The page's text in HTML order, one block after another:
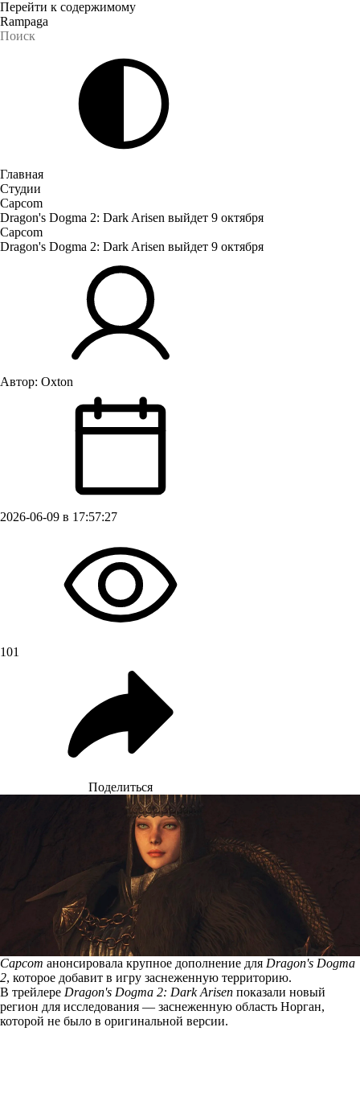
Перейти к содержимому
Rampaga
Главная
Студии
Capcom
Dragon's Dogma 2: Dark Arisen выйдет 9 октября
Capcom
Dragon's Dogma 2: Dark Arisen выйдет 9 октября
Автор: Oxton
2026-06-09 в 17:57:27
101
Поделиться
Capcom анонсировала крупное дополнение для Dragon's Dogma
2, которое добавит в игру заснеженную территорию.
В трейлере Dragon's Dogma 2: Dark Arisen показали новый
регион для исследования — заснеженную область Норган,
которой не было в оригинальной версии.